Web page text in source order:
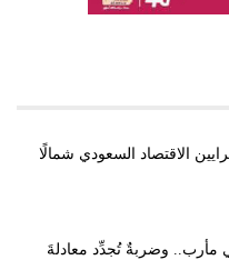
الاقتصاد السعودي شمالًا
وضربةٌ تُجدِّد معادلةَ